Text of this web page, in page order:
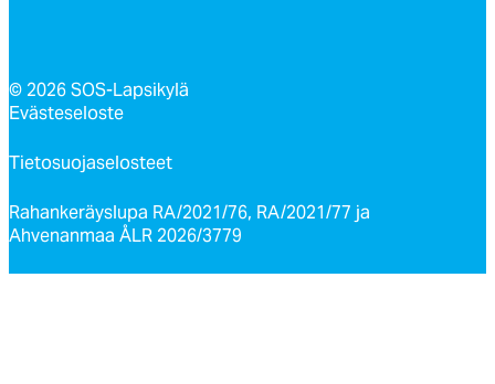
© 2026 SOS-Lapsikylä
Evästeseloste
Tietosuojaselosteet
Rahankeräyslupa RA/2021/76, RA/2021/77 ja
Ahvenanmaa ÅLR 2026/3779